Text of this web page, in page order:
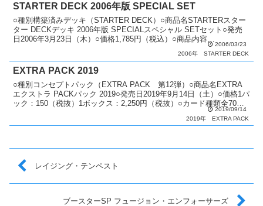
STARTER DECK 2006年版 SPECIAL SET
○種別構築済みデッキ（STARTER DECK）○商品名STARTERスター
ター DECKデッキ 2006年版 SPECIALスペシャル SETセット○発売
日2006年3月23日（木）○価格1,785円（税込）○商品内容
2006/03/23
2006年
STARTER DECK
EXTRA PACK 2019
○種別コンセプトパック（EXTRA PACK 第12弾）○商品名EXTRA
エクストラ PACKパック 2019○発売日2019年9月14日（土）○価格1パ
ック：150（税抜）1ボックス：2,250円（税抜）○カード種類全70種
2019/09/14
2019年
EXTRA PACK
レイジング・テンペスト
ブースターSP フュージョン・エンフォーサーズ